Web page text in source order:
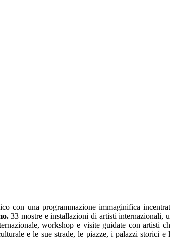
con una programmazione immaginifica
33 mostre e installazioni di artisti internazionali,
workshop e visite guidate con artisti
e le sue strade, le piazze, i palazzi storici e